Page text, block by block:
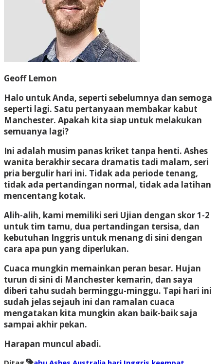
Geoff Lemon
Halo untuk Anda, seperti sebelumnya dan semoga
seperti lagi. Satu pertanyaan membakar kabut
Manchester. Apakah kita siap untuk melakukan
semuanya lagi?
Ini adalah musim panas kriket tanpa henti. Ashes
wanita berakhir secara dramatis tadi malam, seri
pria bergulir hari ini. Tidak ada periode tenang,
tidak ada pertandingan normal, tidak ada latihan
mencentang kotak.
Alih-alih, kami memiliki seri Ujian dengan skor 1-2
untuk tim tamu, dua pertandingan tersisa, dan
kebutuhan Inggris untuk menang di sini dengan
cara apa pun yang diperlukan.
Cuaca mungkin memainkan peran besar. Hujan
turun di sini di Manchester kemarin, dan saya
diberi tahu sudah berminggu-minggu. Tapi hari ini
sudah jelas sejauh ini dan ramalan cuaca
mengatakan kita mungkin akan baik-baik saja
sampai akhir pekan.
Harapan muncul abadi.